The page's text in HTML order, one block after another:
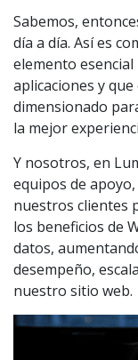
Sabemos,
día a día. Así es
elemento
aplicaciones y
dimensionado
la mejor
Y nosotros, en
equipos de
nuestros clientes
los beneficios de
datos,
desempeño,
nuestro sitio web.